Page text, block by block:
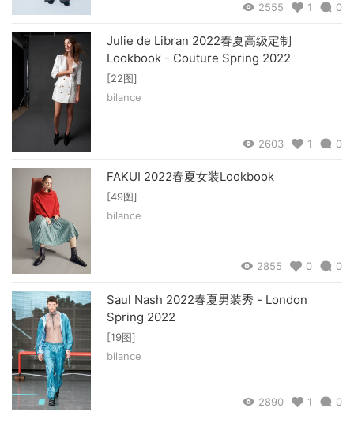
2555 1 0
Julie de Libran 2022春夏高级定制
Lookbook - Couture Spring 2022
[22图]
bilance
2603 1 0
FAKUI 2022春夏女装Lookbook
[49图]
bilance
2855 0 0
Saul Nash 2022春夏男装秀 - London
Spring 2022
[19图]
bilance
2890 1 0